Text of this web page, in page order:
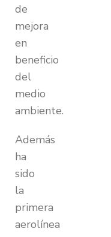
de
mejora
en
beneficio
del
medio
ambiente.
Además
ha
sido
la
primera
aerolínea